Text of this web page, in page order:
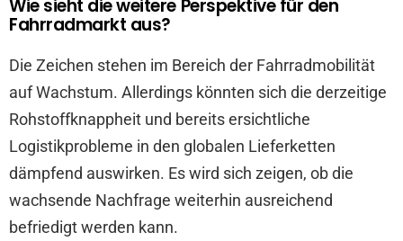
Wie sieht die weitere Perspektive für den
Fahrradmarkt aus?
Die Zeichen stehen im Bereich der Fahrradmobilität
auf Wachstum. Allerdings könnten sich die derzeitige
Rohstoffknappheit und bereits ersichtliche
Logistikprobleme in den globalen Lieferketten
dämpfend auswirken. Es wird sich zeigen, ob die
wachsende Nachfrage weiterhin ausreichend
befriedigt werden kann.